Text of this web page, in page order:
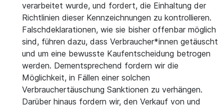
verarbeitet wurde, und fordert, die Einhaltung der
Richtlinien dieser Kennzeichnungen zu kontrollieren.
Falschdeklarationen, wie sie bisher offenbar möglich
sind, führen dazu, dass Verbraucher*innen getäuscht
und um eine bewusste Kaufentscheidung betrogen
werden. Dementsprechend fordern wir die
Möglichkeit, in Fällen einer solchen
Verbrauchertäuschung Sanktionen zu verhängen.
Darüber hinaus fordern wir, den Verkauf von und